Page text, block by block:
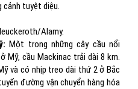
cảnh tuyệt diệu.
Alamy.
Một trong những cây cầu nổi
Mỹ, cầu Mackinac trải dài 8 km.
và có nhịp treo dài thứ 2 ở Bắc
đường vận chuyển hàng hóa